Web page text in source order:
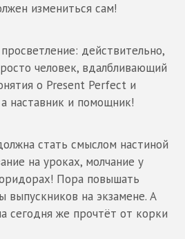
измениться сам!
действительно,
человек, вдалбливающий
о Present Perfect и
наставник и помощник!
стать смыслом настиной
на уроках, молчание у
Пора повышать
выпускников на экзамене. А
сегодня же прочтёт от корки